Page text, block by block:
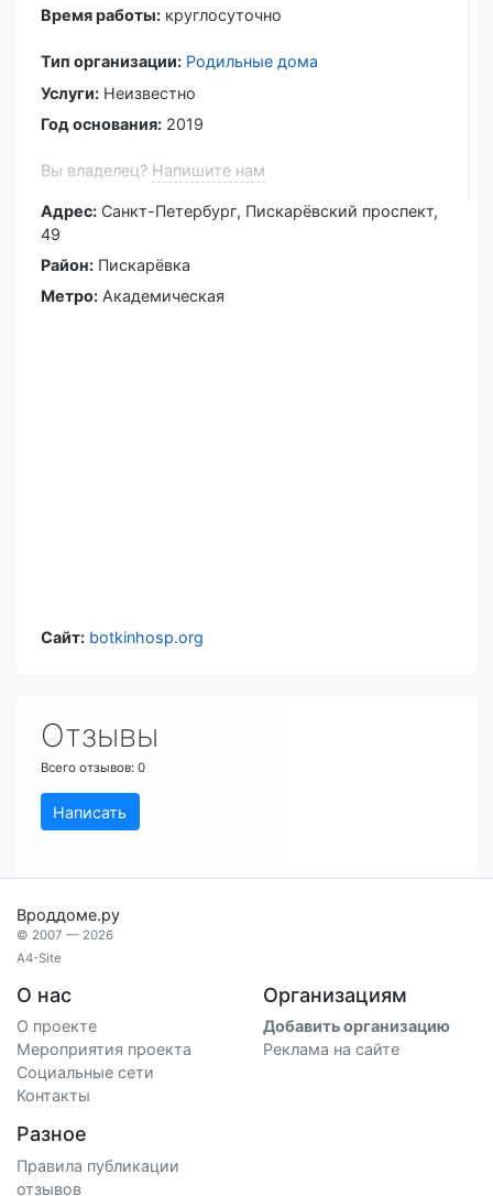
Время работы: круглосуточно
Тип организации: Родильные дома
Услуги:Неизвестно
Год основания:2019
Вы владелец? Напишите нам
Адрес: Санкт-Петербург, Пискарёвский проспект,
49
Район:Пискарёвка
Метро:Академическая
Сайт: botkinhosp.org
Отзывы
Всего отзывов: 0
Написать
Вроддоме.ру
© 2007 — 2026
A4-Site
О нас
О проекте
Мероприятия проекта
Социальные сети
Контакты
Организациям
Добавить организацию
Реклама на сайте
Разное
Правила публикации
отзывов